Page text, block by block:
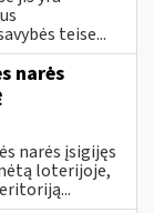
teise...
narės
narės įsigijęs
loterijoje,